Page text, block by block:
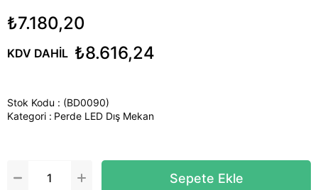
₺7.180,20
KDV DAHIL ₺8.616,24
Stok Kodu
(BD0090)
Kategori : Perde LED Dış Mekan